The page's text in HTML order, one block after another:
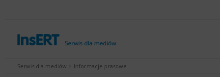
Serwis dla mediów Informacje prasowe